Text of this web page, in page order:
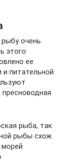
очень
этого
ее
питательной
рыба, так
рыбы схож